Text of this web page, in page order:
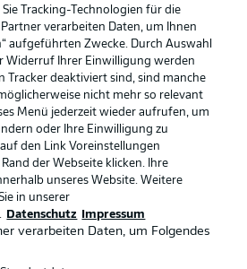
Einsteigen von Richter an Rochelt
von der Grundlinie. Leopold
Tor, doch die HSV-Abwehr ist
hat Anstoß.
Tracking-Technologien für die
verarbeiten Daten, um Ihnen
aufgeführten Zwecke. Durch Auswahl
Widerruf Ihrer Einwilligung werden
Tracker deaktiviert sind, sind manche
nicht mehr so relevant
Menü jederzeit wieder aufrufen, um
oder Ihre Einwilligung zu
den Link Voreinstellungen
der Webseite klicken. Ihre
unseres Website. Weitere
in unserer
Datenschutz Impressum
verarbeiten Daten, um Folgendes